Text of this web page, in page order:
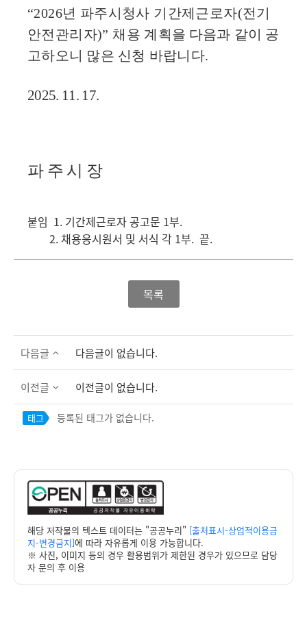
“2026년 파주시청사 기간제근로자(전기
안전관리자)”채용 계획을 다음과 같이 공
고하오니 많은 신청 바랍니다.
2025. 11. 17.
파 주 시 장
붙임 1. 기간제근로자 공고문 1부.
2. 채용응시원서 및 서식 각 1부. 끝.
목록
다음글 다음글이 없습니다.
이전글 이전글이 없습니다.
태그 등록된 태그가 없습니다.
해당 저작물의 텍스트 데이터는 "공공누리" [출처표시-상업적이용금
지-변경금지]에 따라 자유롭게 이용 가능합니다.
※ 사진, 이미지 등의 경우 활용범위가 제한된 경우가 있으므로 담당
자 문의 후 이용